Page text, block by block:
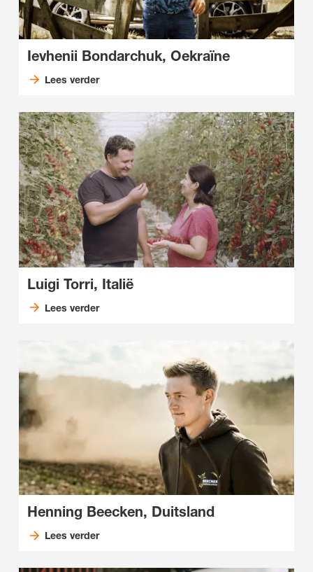
Ievhenii Bondarchuk, Oekraïne
Lees verder
Luigi Torri, Italië
Lees verder
Henning Beecken, Duitsland
Lees verder